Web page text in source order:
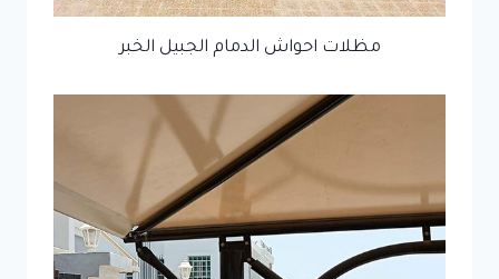
مظلات احواش الدمام الجبيل الخبر